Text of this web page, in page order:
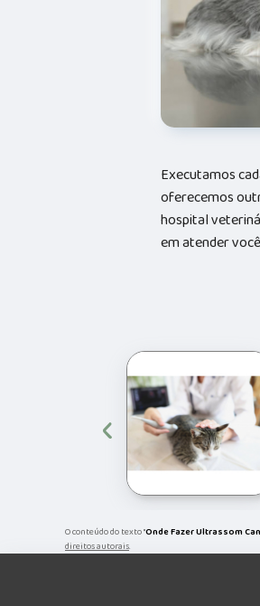
Executamos
oferecemos
hospital
em atender
‹
O conteúdo do texto "Onde Fazer Ultrassom
direitos autorais.